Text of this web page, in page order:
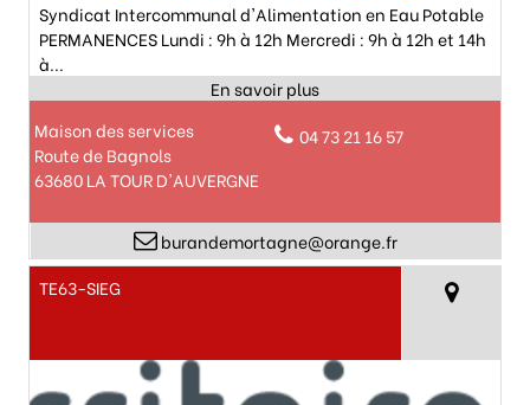
Syndicat Intercommunal d'Alimentation en Eau Potable
PERMANENCES Lundi : 9h à 12h Mercredi : 9h à 12h et 14h
à...
Maison des services
Route de Bagnols
63680 LA TOUR D'AUVERGNE
04 73 21 16 57
burandemortagne@orange.fr
TE63-SIEG